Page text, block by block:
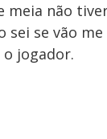
meia não
sei se vão
jogador.